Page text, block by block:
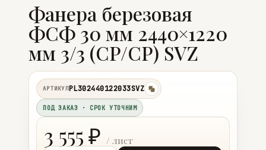
Фанера березовая
ФСФ 30 мм 2440×1220
мм 3/3 (CP/CP) SVZ
АРТИКУЛPL302440122033SVZ
копировать
ПОД ЗАКАЗ · СРОК УТОЧНИМ
3 555 ₽